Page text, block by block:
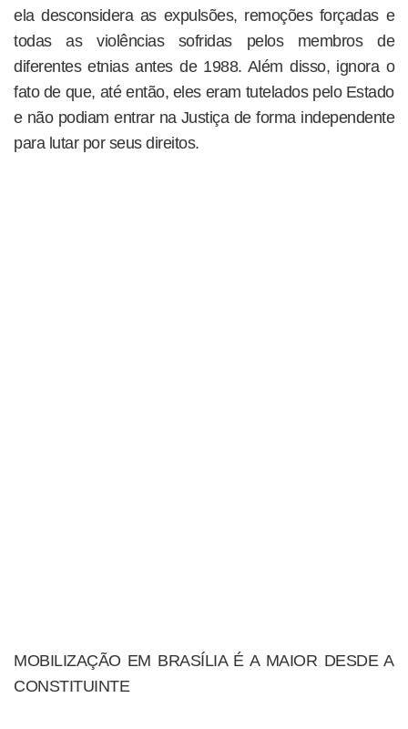
ela desconsidera as expulsões, remoções forçadas e
todas as violências sofridas pelos membros de
diferentes etnias antes de 1988. Além disso, ignora o
fato de que, até então, eles eram tutelados pelo Estado
e não podiam entrar na Justiça de forma independente
para lutar por seus direitos.
MOBILIZAÇÃO EM BRASÍLIA É A MAIOR DESDE A
CONSTITUINTE